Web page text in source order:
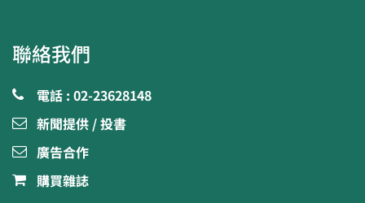
聯絡我們
電話 : 02-23628148
新聞提供 / 投書
廣告合作
購買雜誌